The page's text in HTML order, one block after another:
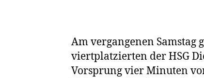
Am vergangenen Samstag
viertplatzierten der HSG
Vorsprung vier Minuten